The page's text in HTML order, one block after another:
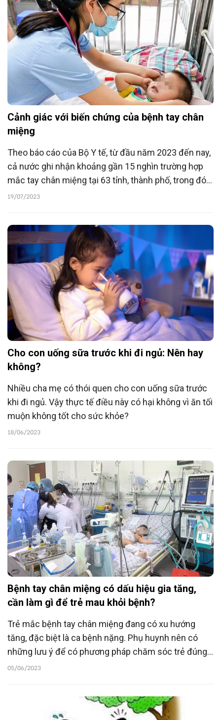
Cảnh giác với biến chứng của bệnh tay chân
miệng
Theo báo cáo của Bộ Y tế, từ đầu năm 2023 đến nay,
cả nước ghi nhận khoảng gần 15 nghìn trường hợp
mắc tay chân miệng tại 63 tỉnh, thành phố, trong đó
đã có 7 trường hợp tử vong.
19/07/2023
Cho con uống sữa trước khi đi ngủ: Nên hay
không?
Nhiều cha mẹ có thói quen cho con uống sữa trước
khi đi ngủ. Vậy thực tế điều này có hại không vì ăn tối
muộn không tốt cho sức khỏe?
18/06/2023
Bệnh tay chân miệng có dấu hiệu gia tăng,
cần làm gì để trẻ mau khỏi bệnh?
Trẻ mắc bệnh tay chân miệng đang có xu hướng
tăng, đặc biệt là ca bệnh nặng. Phụ huynh nên có
những lưu ý để có phương pháp chăm sóc trẻ đúng
cách nếu không may nhiễm bệnh.
05/06/2023